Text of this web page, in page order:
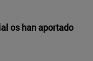
os han aportado